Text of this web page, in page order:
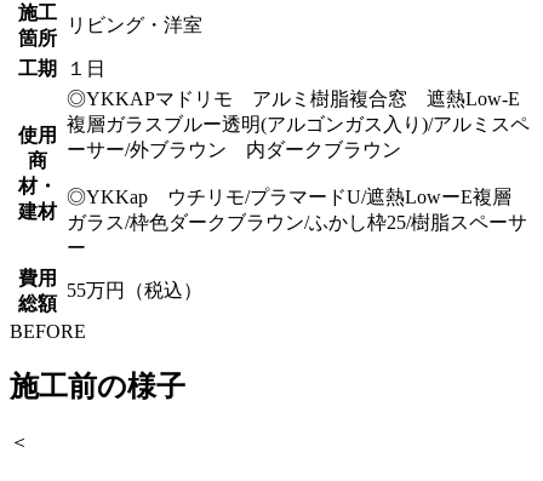
施工
箇所
リビング・洋室
工期 １日
使用
商
材・
建材
◎YKKAPマドリモ アルミ樹脂複合窓 遮熱Low-E
複層ガラスブルー透明(アルゴンガス入り)/アルミスペ
ーサー/外ブラウン 内ダークブラウン
◎YKKap ウチリモ/プラマードU/遮熱LowーE複層
ガラス/枠色ダークブラウン/ふかし枠25/樹脂スペーサ
ー
費用
総額
55万円（税込）
BEFORE
施工前の様子
＜